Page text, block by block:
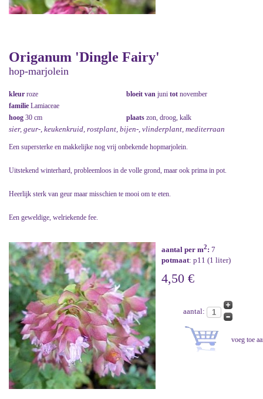
Origanum 'Dingle Fairy'
hop-marjolein
kleur roze bloeit van juni tot november
familie Lamiaceae
hoog 30 cm plaats zon, droog, kalk
sier, geur-, keukenkruid, rostplant, bijen-, vlinderplant, mediterraan
Een supersterke en makkelijke nog vrij onbekende hopmarjolein.
Uitstekend winterhard, probleemloos in de volle grond, maar ook prima in pot.
Heerlijk sterk van geur maar misschien te mooi om te eten.
Een geweldige, welriekende fee.
aantal per m2: 7
potmaat: p11 (1 liter)
4,50 €
aantal: